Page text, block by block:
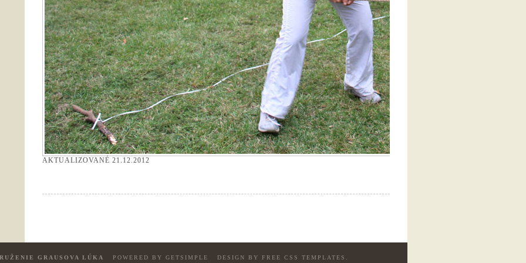
AKTUALIZOVANÉ 21.12.2012
GRAUSOVA LÚKA POWERED BY GETSIMPLE DESIGN BY FREE CSS TEMPLATES